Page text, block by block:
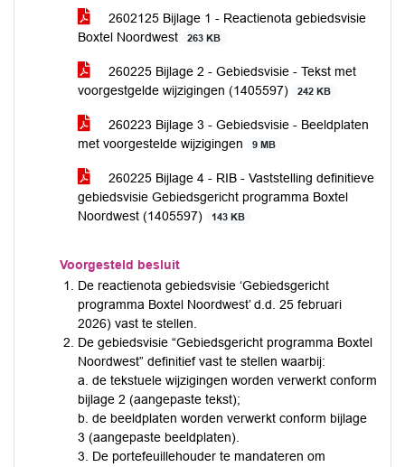
2602125 Bijlage 1 - Reactienota gebiedsvisie
Boxtel Noordwest
263 KB
260225 Bijlage 2 - Gebiedsvisie - Tekst met
voorgestgelde wijzigingen (1405597)
242 KB
260223 Bijlage 3 - Gebiedsvisie - Beeldplaten
met voorgestelde wijzigingen
9 MB
260225 Bijlage 4 - RIB - Vaststelling definitieve
gebiedsvisie Gebiedsgericht programma Boxtel
Noordwest (1405597)
143 KB
Voorgesteld besluit
De reactienota gebiedsvisie ‘Gebiedsgericht
programma Boxtel Noordwest’ d.d. 25 februari
2026) vast te stellen.
De gebiedsvisie “Gebiedsgericht programma Boxtel
Noordwest” definitief vast te stellen waarbij:
a. de tekstuele wijzigingen worden verwerkt conform
bijlage 2 (aangepaste tekst);
b. de beeldplaten worden verwerkt conform bijlage
3 (aangepaste beeldplaten).
3. De portefeuillehouder te mandateren om